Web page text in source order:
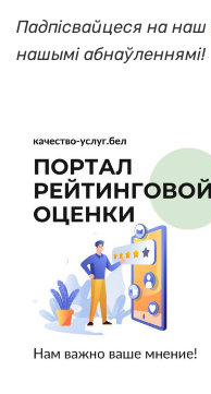
Падпісвайцеся на наш
нашымі абнаўленнямі!